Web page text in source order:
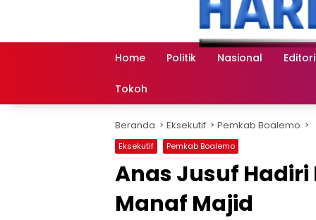
Home Politik Nasional
Tokoh
Beranda Eksekutif Pemkab Boalemo
Eksekutif Pemkab Boalemo
Anas Jusuf
Manaf Majid